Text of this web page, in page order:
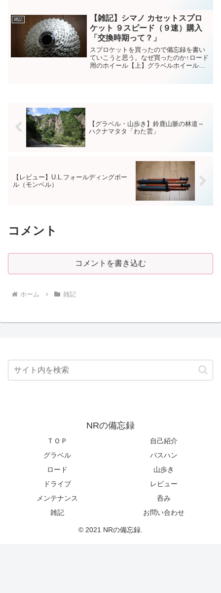
み、バックのコーティングが化学反応起
こす。その後コーティング...
雑記
【雑記】シマノ カセットスプロ
ケット ９スピード（９速）購入
「交換時期って？」
スプロケットを買ったので備忘録を書い
ていこうと思う。なぜ買ったのか↑ロード
用のホイール【上】グラベルホイール
【グラベル・山歩き】鈴鹿山脈の林道～
ハクナマタタ「わた雲」
【レビュー】U.L.フォールディングポー
ル（モンベル）
コメント
コメントを書き込む
ホーム 雑記
NRの備忘録
ＴＯＰ
自己紹介
グラベル
パスハン
ロード
山歩き
ドライブ
レビュー
メンテナンス
呑み
雑記
お問い合わせ
© 2021 NRの備忘録.